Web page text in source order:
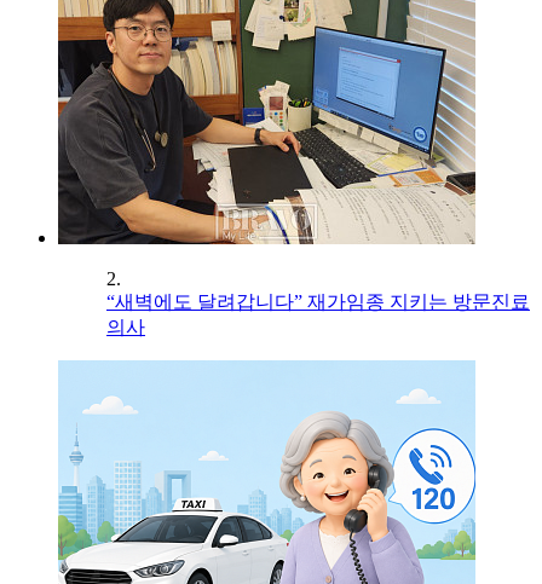
2.
“새벽에도 달려갑니다” 재가임종 지키는 방문진료
의사